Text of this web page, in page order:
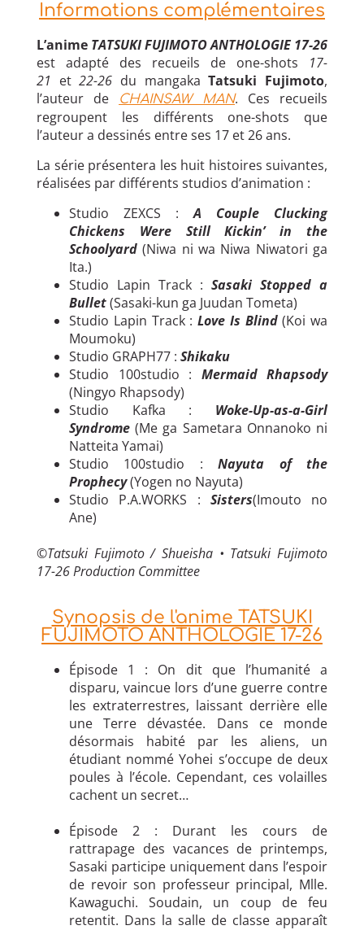
Informations complémentaires
L’anime TATSUKI FUJIMOTO ANTHOLOGIE 17-26
est adapté des recueils de one-shots 17-
21 et22-26 du mangakaTatsuki Fujimoto,
l’auteur de
CHAINSAW MAN. Ces recueils
regroupent les différents one-shots que
l’auteur a dessinés entre ses 17 et 26 ans.
La série présentera les huit histoires suivantes,
réalisées par différents studios d’animation :
Studio ZEXCS :A Couple Clucking
Chickens Were Still Kickin’ in the
Schoolyard (Niwa ni wa Niwa Niwatori ga
Ita.)
Studio Lapin Track : Sasaki Stopped a
Bullet(Sasaki-kun ga Juudan Tometa)
Studio Lapin Track : Love Is Blind(Koi wa
Moumoku)
Studio GRAPH77 : Shikaku
Studio 100studio : Mermaid Rhapsody
(Ningyo Rhapsody)
Studio Kafka : Woke-Up-as-a-Girl
Syndrome (Me ga Sametara Onnanoko ni
Natteita Yamai)
Studio 100studio : Nayuta of the
Prophecy(Yogen no Nayuta)
Studio P.A.WORKS : Sisters(Imouto no
Ane)
©Tatsuki Fujimoto / Shueisha • Tatsuki Fujimoto
17-26 Production Committee
Synopsis de l'anime TATSUKI
FUJIMOTO ANTHOLOGIE 17-26
Épisode 1 : On dit que l’humanité a
disparu, vaincue lors d’une guerre contre
les extraterrestres, laissant derrière elle
une Terre dévastée. Dans ce monde
désormais habité par les aliens, un
étudiant nommé Yohei s’occupe de deux
poules à l’école. Cependant, ces volailles
cachent un secret…
Épisode 2 : Durant les cours de
rattrapage des vacances de printemps,
Sasaki participe uniquement dans l’espoir
de revoir son professeur principal, Mlle.
Kawaguchi. Soudain, un coup de feu
retentit. Dans la salle de classe apparaît